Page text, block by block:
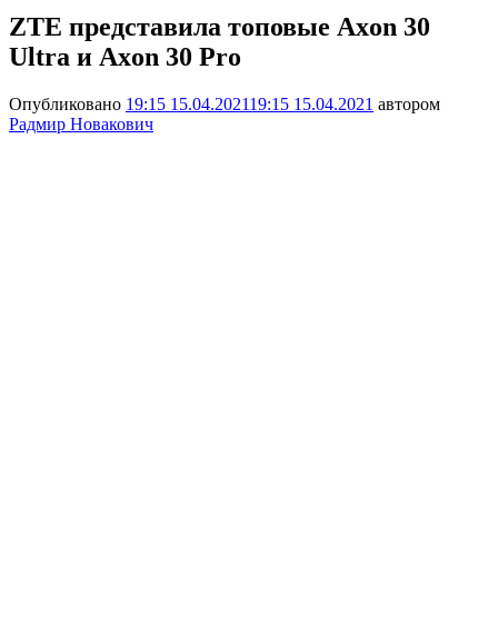
ZTE представила топовые Axon 30
Ultra и Axon 30 Pro
Опубликовано 19:15 15.04.202119:15 15.04.2021 автором
Радмир Новакович